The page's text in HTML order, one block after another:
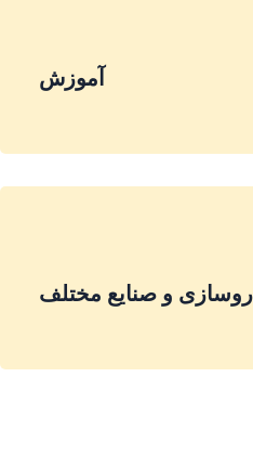
آموزش
و صنایع مختلف